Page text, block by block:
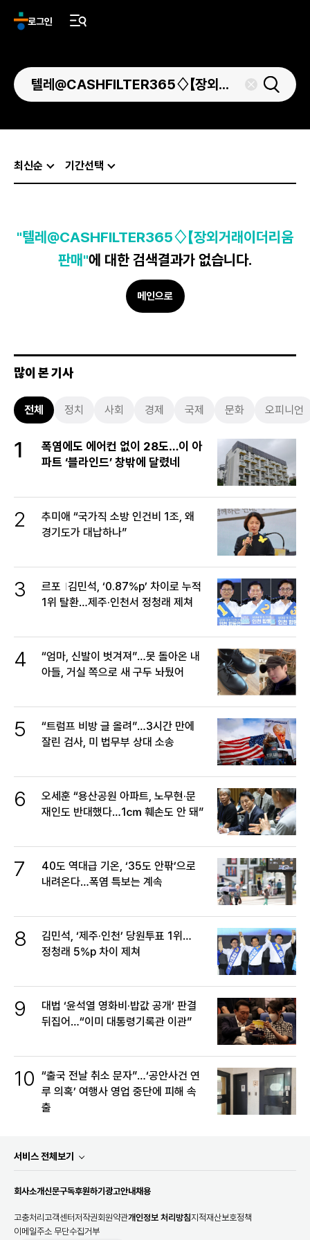
로그인
최신순 기간선택
"텔레@CASHFILTER365♢【장외거래이더리움
판매"에 대한 검색결과가 없습니다.
메인으로
많이 본 기사
전체 정치 사회 경제 국제 문화 오피니언
1
폭염에도 에어컨 없이 28도…이 아
파트 ‘블라인드’ 창밖에 달렸네
2
추미애 “국가직 소방 인건비 1조, 왜
경기도가 대납하나”
3 르포 김민석, ‘0.87%p’ 차이로 누적
1위 탈환…제주·인천서 정청래 제쳐
4
“엄마, 신발이 벗겨져”…못 돌아온 내
아들, 거실 쪽으로 새 구두 놔뒀어
5
“트럼프 비방 글 올려”…3시간 만에
잘린 검사, 미 법무부 상대 소송
6
오세훈 “용산공원 아파트, 노무현·문
재인도 반대했다…1㎝ 훼손도 안 돼”
7
40도 역대급 기온, ‘35도 안팎’으로
내려온다…폭염 특보는 계속
8
김민석, ‘제주·인천’ 당원투표 1위…
정청래 5%p 차이 제쳐
9
대법 ‘윤석열 영화비·밥값 공개’ 판결
뒤집어…“이미 대통령기록관 이관”
10 “출국 전날 취소 문자”…‘공안사건 연
루 의혹’ 여행사 영업 중단에 피해 속
출
서비스 전체보기
회사소개신문구독후원하기 광고안내채용
고충처리 고객센터저작권회원약관개인정보 처리방침지적재산보호정책
이메일주소 무단수집거부